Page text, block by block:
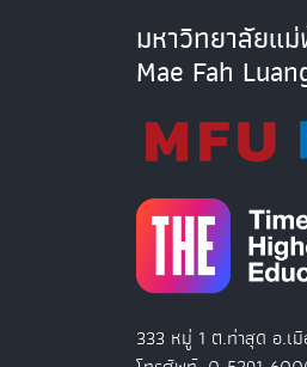
มหาวิทยาลัยแ
Mae Fah
333 หมู่ 1 ต.ท่าสุด อ.เ